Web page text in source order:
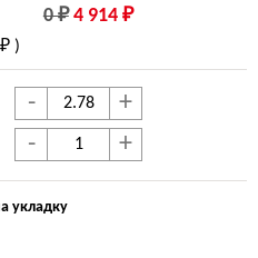
0 ₽ 4 914 ₽
)
- +
- +
укладку